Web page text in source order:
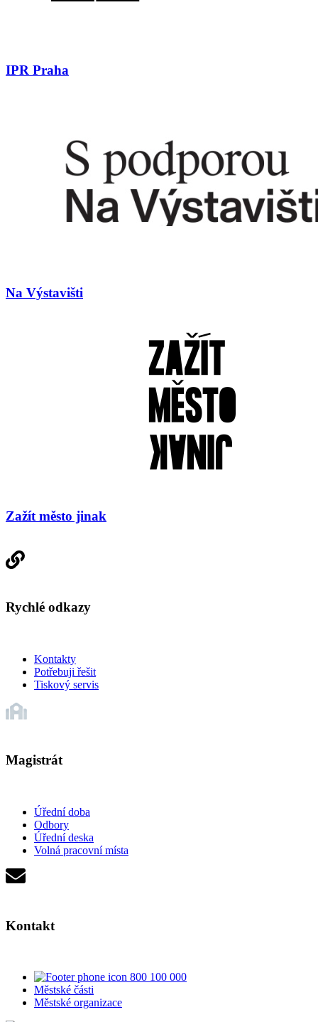
IPR Praha
Na Výstavišti
Zažít město jinak
Rychlé odkazy
Kontakty
Potřebuji řešit
Tiskový servis
Magistrát
Úřední doba
Odbory
Úřední deska
Volná pracovní místa
Kontakt
800 100 000
Městské části
Městské organizace